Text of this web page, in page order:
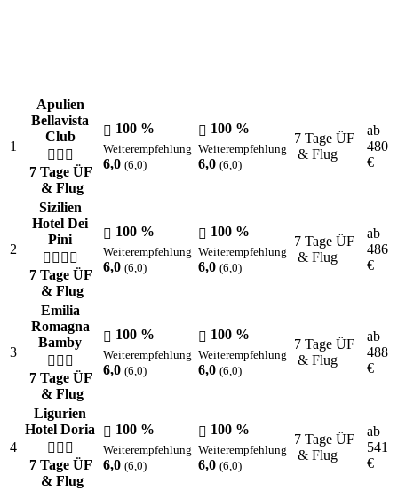
1
Apulien
Bellavista
Club
7 Tage ÜF
& Flug
100 %
Weiterempfehlung
6,0 (6,0)
100 %
Weiterempfehlung
6,0 (6,0)
7 Tage ÜF
& Flug
ab
480
€
2
Sizilien
Hotel Dei
Pini
7 Tage ÜF
& Flug
100 %
Weiterempfehlung
6,0 (6,0)
100 %
Weiterempfehlung
6,0 (6,0)
7 Tage ÜF
& Flug
ab
486
€
3
Emilia
Romagna
Bamby
7 Tage ÜF
& Flug
100 %
Weiterempfehlung
6,0 (6,0)
100 %
Weiterempfehlung
6,0 (6,0)
7 Tage ÜF
& Flug
ab
488
€
4
Ligurien
Hotel Doria
7 Tage ÜF
& Flug
100 %
Weiterempfehlung
6,0 (6,0)
100 %
Weiterempfehlung
6,0 (6,0)
7 Tage ÜF
& Flug
ab
541
€